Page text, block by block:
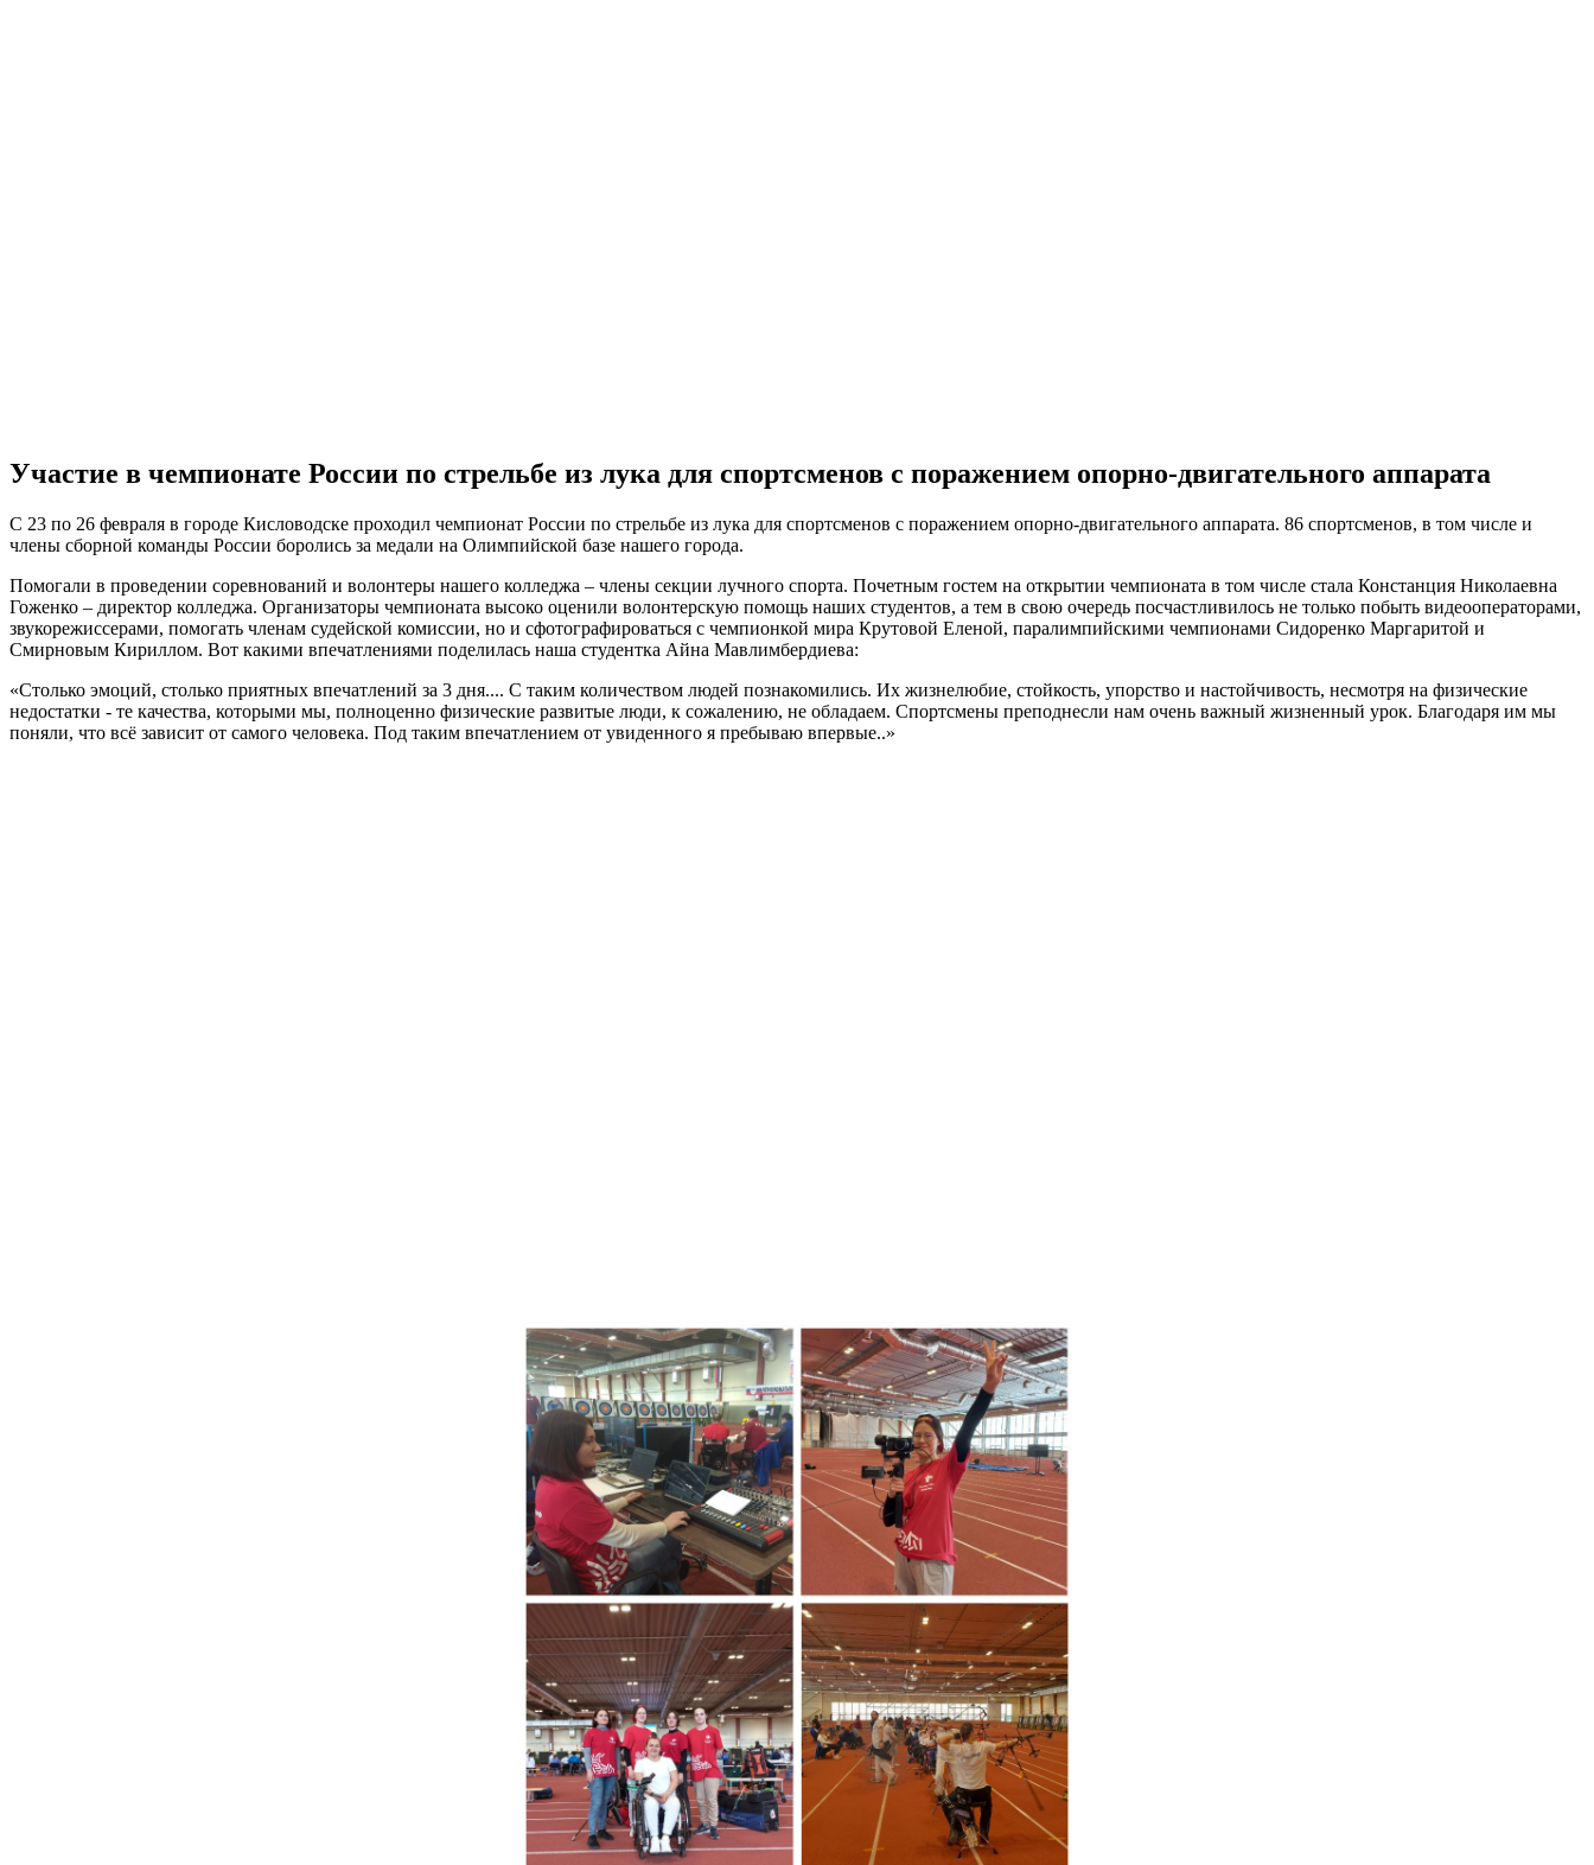
Участие в чемпионате России по стрельбе из лука для спортсменов с поражением опорно-двигательного аппарата
С 23 по 26 февраля в городе Кисловодске проходил чемпионат России по стрельбе из лука для спортсменов с поражением опорно-двигательного аппарата. 86 спортсменов, в том числе и
члены сборной команды России боролись за медали на Олимпийской базе нашего города.
Помогали в проведении соревнований и волонтеры нашего колледжа – члены секции лучного спорта. Почетным гостем на открытии чемпионата в том числе стала Констанция Николаевна
Гоженко – директор колледжа. Организаторы чемпионата высоко оценили волонтерскую помощь наших студентов, а тем в свою очередь посчастливилось не только побыть видеооператорами,
звукорежиссерами, помогать членам судейской комиссии, но и сфотографироваться с чемпионкой мира Крутовой Еленой, паралимпийскими чемпионами Сидоренко Маргаритой и
Смирновым Кириллом. Вот какими впечатлениями поделилась наша студентка Айна Мавлимбердиева:
«Столько эмоций, столько приятных впечатлений за 3 дня.... С таким количеством людей познакомились. Их жизнелюбие, стойкость, упорство и настойчивость, несмотря на физические
недостатки - те качества, которыми мы, полноценно физические развитые люди, к сожалению, не обладаем. Спортсмены преподнесли нам очень важный жизненный урок. Благодаря им мы
поняли, что всё зависит от самого человека. Под таким впечатлением от увиденного я пребываю впервые..»